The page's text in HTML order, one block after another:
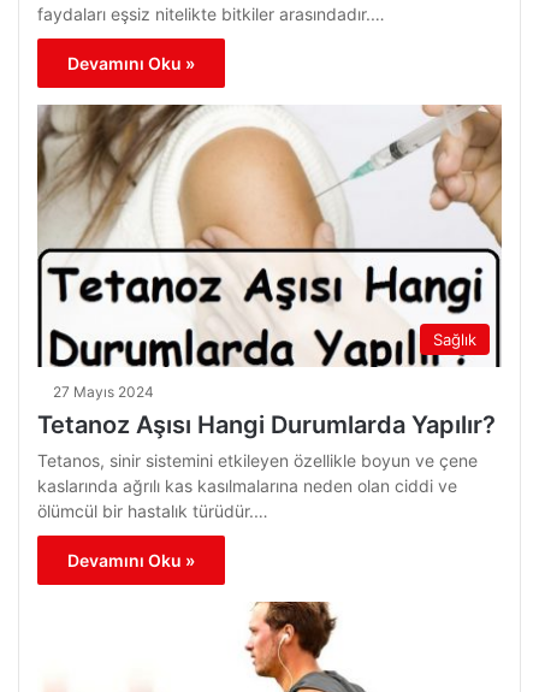
faydaları eşsiz nitelikte bitkiler arasındadır.…
Devamını Oku »
Sağlık
27 Mayıs 2024
Tetanoz Aşısı Hangi Durumlarda Yapılır?
Tetanos, sinir sistemini etkileyen özellikle boyun ve çene
kaslarında ağrılı kas kasılmalarına neden olan ciddi ve
ölümcül bir hastalık türüdür.…
Devamını Oku »